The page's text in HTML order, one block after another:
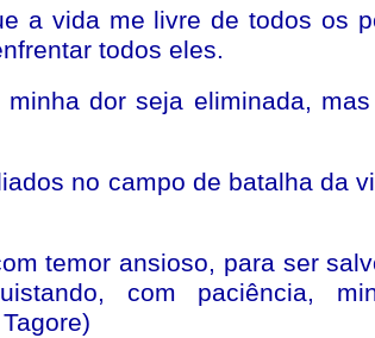
a vida me livre de todos os
todos eles.
dor seja eliminada,
no campo de batalha da
temor ansioso, para ser
com paciência,